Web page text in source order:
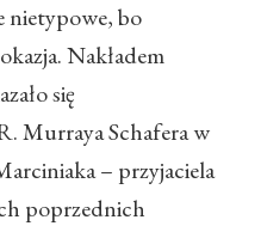
nietypowe, bo
Nakładem
się
Murraya Schafera w
– przyjaciela
poprzednich